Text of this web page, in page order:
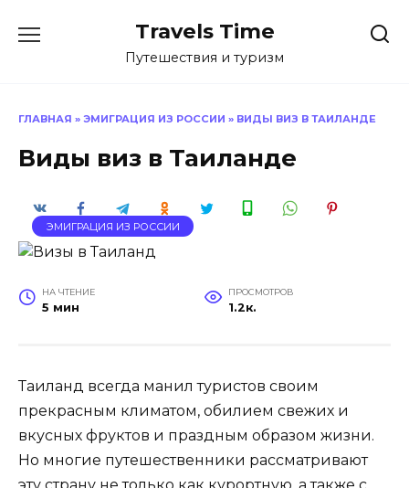
Travels Time
Путешествия и туризм
ГЛАВНАЯ » ЭМИГРАЦИЯ ИЗ РОССИИ » ВИДЫ ВИЗ В ТАИЛАНДЕ
Виды виз в Таиланде
ЭМИГРАЦИЯ ИЗ РОССИИ
НА ЧТЕНИЕ
5 мин
ПРОСМОТРОВ
1.2к.
Таиланд всегда манил туристов своим
прекрасным климатом, обилием свежих и
вкусных фруктов и праздным образом жизни.
Но многие путешественники рассматривают
эту страну не только как курортную, а также с